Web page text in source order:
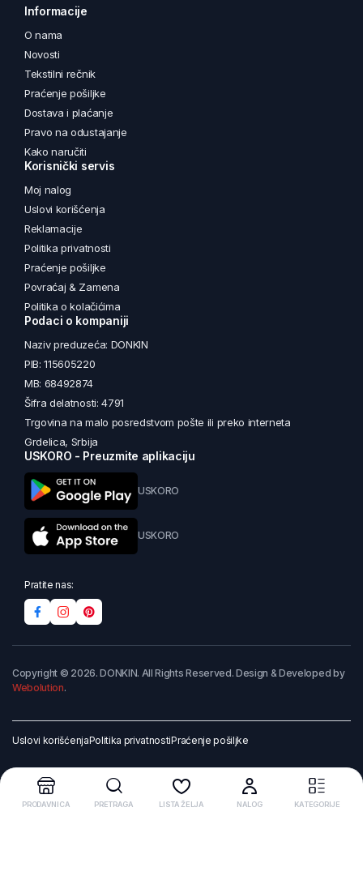
Informacije
O nama
Novosti
Tekstilni rečnik
Praćenje pošiljke
Dostava i plaćanje
Pravo na odustajanje
Kako naručiti
Korisnički servis
Moj nalog
Uslovi korišćenja
Reklamacije
Politika privatnosti
Praćenje pošiljke
Povraćaj & Zamena
Politika o kolačićima
Podaci o kompaniji
Naziv preduzeća: DONKIN
PIB: 115605220
MB: 68492874
Šifra delatnosti: 4791
Trgovina na malo posredstvom pošte ili preko interneta
Grdelica, Srbija
USKORO - Preuzmite aplikaciju
USKORO
USKORO
Pratite nas:
Copyright © 2026. DONKIN. All Rights Reserved. Design & Developed by
Webolution.
Uslovi korišćenjaPolitika privatnostiPraćenje pošiljke
PRODAVNICA PRETRAGA LISTA ŽELJA NALOG KATEGORIJE